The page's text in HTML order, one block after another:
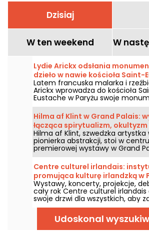
Dzisiaj
W ten weekend W
Lydie Arickx odsłania
dzieło w nawie kościoła Saint-
nasze zdjęcia
Latem francuska malarka i
Arickx wprowadza do kościoła
Eustache w Paryżu swoje
dzieło pod tytułem „Le Souffle”.
od 10 lipca do 29 września 2026
podziwiać tę instalację
siedmiometrowej wysokości nad
środkowym nawy.
Hilma af Klint w Grand Palais:
łącząca spirytualizm, okultyzm
abstrakcję
Hilma af Klint, szwedzka artystka
pionierka abstrakcji, stoi w
premierowej wystawy w Grand
współpracy z Centre Pompidou,
do 30 sierpnia 2026 roku. Jej
dzieła, czerpiące z duchowości i
zostaną po raz pierwszy
Francji w ramach trasy
kompletne dzieła z cyklu Obrazy
największego osiągnięcia.
Centre culturel irlandais:
promująca kulturę irlandzką w
Wystawy, koncerty, projekcje,
cały rok Centre culturel irlandais
swoje drzwi dla wszystkich, aby
w kulturze Szmaragdowej
się bliżej tej instytucji kulturalnej,
mieszczącej się od 2002 roku w
Collège des Irlandais w samym
Udoskonal